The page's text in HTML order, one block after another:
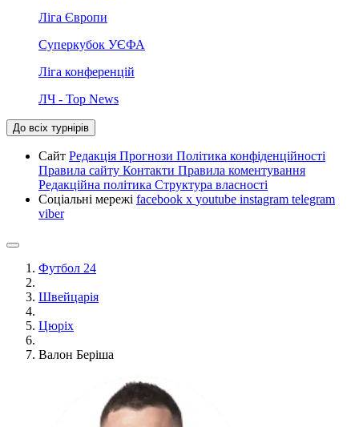
Ліга Європи
Суперкубок УЄФА
Ліга конференцій
ЛЧ - Top News
До всіх турнірів
Сайт Редакція Прогнози Політика конфіденційності
Правила сайту Контакти Правила коментування
Редакційна політика Структура власності
Соціальні мережі facebook x youtube instagram telegram
viber
Футбол 24
Швейцарія
Цюріх
Валон Беріша